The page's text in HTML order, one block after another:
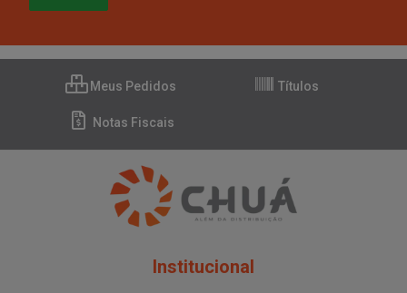
Meus Pedidos Títulos
Notas Fiscais
Institucional